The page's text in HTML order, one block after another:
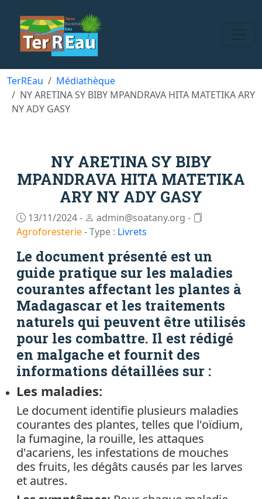
TerREau
Médiathèque
NY ARETINA SY BIBY MPANDRAVA HITA MATETIKA ARY
NY ADY GASY
NY ARETINA SY BIBY
MPANDRAVA HITA MATETIKA
ARY NY ADY GASY
13/11/2024 -
admin@soatany.org -
Agroforesterie- Type : Livrets
Le document présenté est un
guide pratique sur les maladies
courantes affectant les plantes à
Madagascar et les traitements
naturels qui peuvent être utilisés
pour les combattre. Il est rédigé
en malgache et fournit des
informations détaillées sur :
Les maladies:
Le document identifie plusieurs maladies
courantes des plantes, telles que l'oïdium,
la fumagine, la rouille, les attaques
d'acariens, les infestations de mouches
des fruits, les dégâts causés par les larves
et autres.